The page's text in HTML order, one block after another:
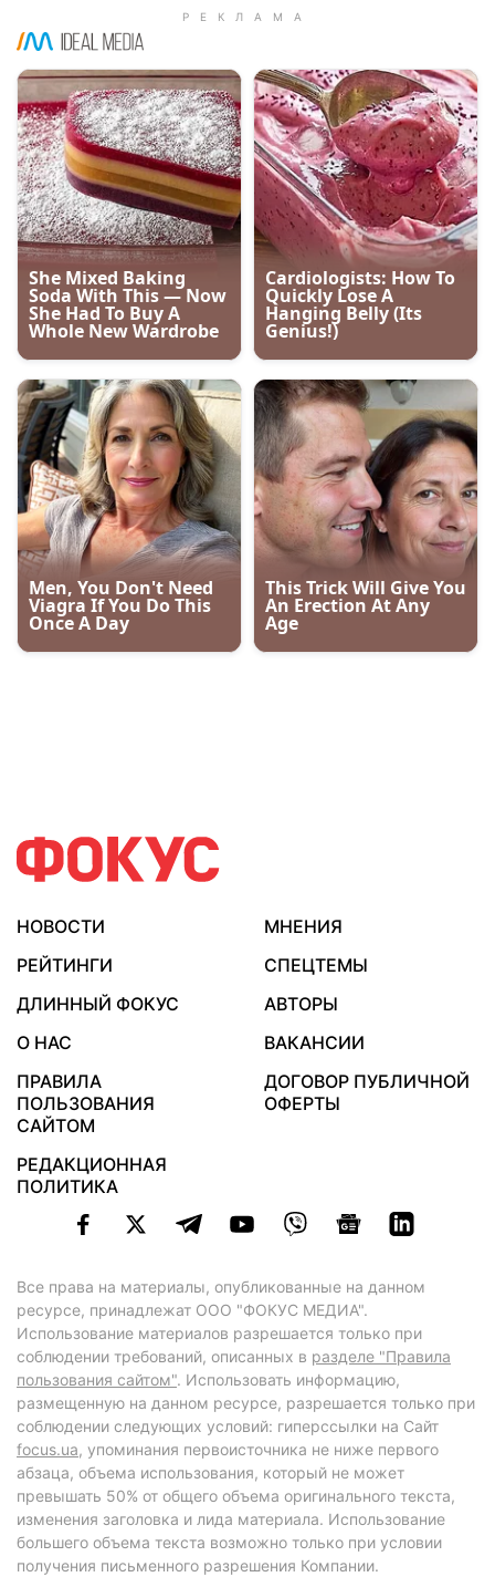
НОВОСТИ
МНЕНИЯ
РЕЙТИНГИ
СПЕЦТЕМЫ
ДЛИННЫЙ ФОКУС
АВТОРЫ
О НАС
ВАКАНСИИ
ПРАВИЛА
ПОЛЬЗОВАНИЯ
САЙТОМ
ДОГОВОР ПУБЛИЧНОЙ
ОФЕРТЫ
РЕДАКЦИОННАЯ
ПОЛИТИКА
Все права на материалы, опубликованные на данном
ресурсе, принадлежат ООО "ФОКУС МЕДИА".
Использование материалов разрешается только при
соблюдении требований, описанных в разделе "Правила
пользования сайтом". Использовать информацию,
размещенную на данном ресурсе, разрешается только при
соблюдении следующих условий: гиперссылки на Сайт
focus.ua, упоминания первоисточника не ниже первого
абзаца, объема использования, который не может
превышать 50% от общего объема оригинального текста,
изменения заголовка и лида материала. Использование
большего объема текста возможно только при условии
получения письменного разрешения Компании.